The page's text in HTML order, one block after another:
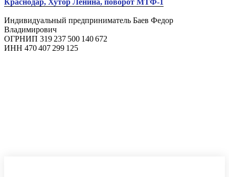
Индивидуальный предприниматель Баев Федор
Владимирович
ОГРНИП 319 237 500 140 672
ИНН 470 407 299 125